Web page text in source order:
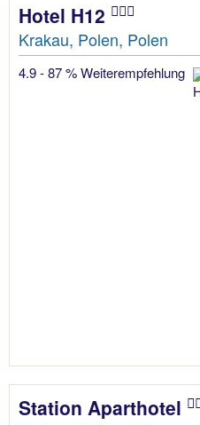
Hotel H12
Krakau, Polen, Polen
4.9 - 87 % Weiterempfehlung
Station Aparthotel